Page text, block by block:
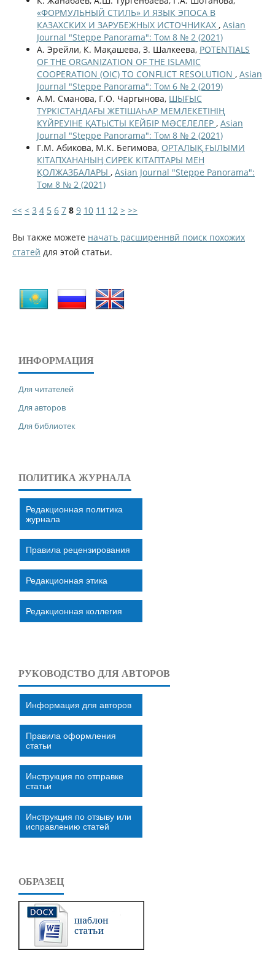
«ФОРМУЛЬНЫЙ СТИЛЬ» И ЯЗЫК ЭПОСА В
КАЗАХСКИХ И ЗАРУБЕЖНЫХ ИСТОЧНИКАХ , Asian
Journal "Steppe Panorama": Том 8 № 2 (2021)
А. Эрейли, К. Мақашева, З. Шалкеева, POTENTIALS
OF THE ORGANIZATION OF THE ISLAMIC
COOPERATION (OIC) TO CONFLICT RESOLUTION , Asian
Journal "Steppe Panorama": Том 6 № 2 (2019)
А.М. Сманова, Г.О. Чаргынова, ШЫҒЫС
ТҮРКІСТАНДАҒЫ ЖЕТІШАҺАР МЕМЛЕКЕТІНІҢ
КҮЙРЕУІНЕ ҚАТЫСТЫ КЕЙБІР МƏСЕЛЕЛЕР , Asian
Journal "Steppe Panorama": Том 8 № 2 (2021)
Г.М. Абикова, М.К. Бегимова, ОРТАЛЫҚ ҒЫЛЫМИ
КІТАПХАНАНЫҢ СИРЕК КІТАПТАРЫ МЕН
ҚОЛЖАЗБАЛАРЫ , Asian Journal "Steppe Panorama":
Том 8 № 2 (2021)
<< < 3 4 5 6 7 8 9 10 11 12 > >>
Вы также можете начать расширеннвй поиск похожих
статей для этой статьи.
ИНФОРМАЦИЯ
Для читателей
Для авторов
Для библиотек
ПОЛИТИКА ЖУРНАЛА
Редакционная политика
журнала
Правила рецензирования
Редакционная этика
Редакционная коллегия
РУКОВОДСТВО ДЛЯ АВТОРОВ
Информация для авторов
Правила оформления
статьи
Инструкция по отправке
статьи
Инструкция по отзыву или
исправлению статей
ОБРАЗЕЦ